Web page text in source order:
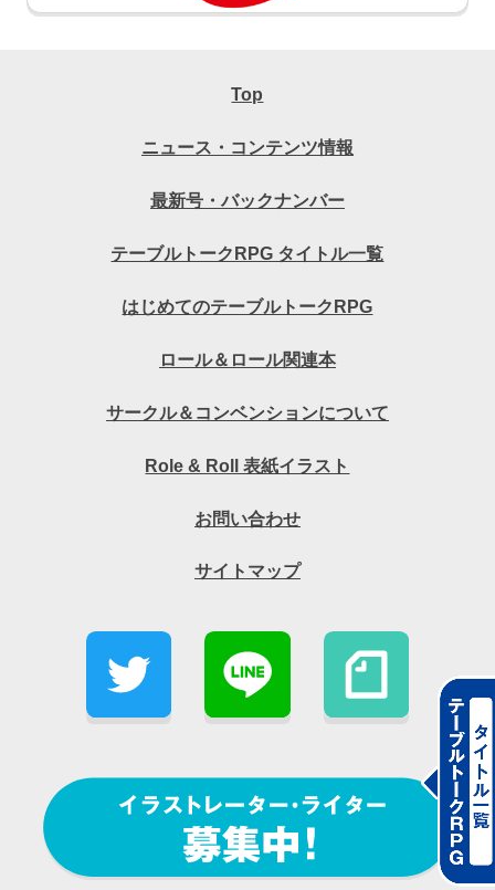
Top
ニュース・コンテンツ情報
最新号・バックナンバー
テーブルトークRPG タイトル一覧
はじめてのテーブルトークRPG
ロール＆ロール関連本
サークル＆コンベンションについて
Role & Roll 表紙イラスト
お問い合わせ
サイトマップ